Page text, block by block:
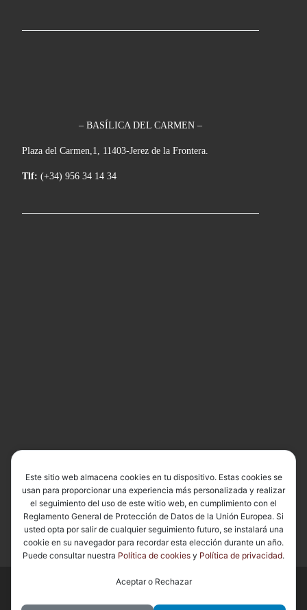
– BASÍLICA DEL CARMEN –
Plaza del Carmen,1, 11403-Jerez de la Frontera.
Tlf: (+34) 956 34 14 34
Basílica de Nuestra Señora del Carmen Coronada
los derechos reservados
Este sitio web almacena cookies en tu dispositivo. Estas cookies se
usan para proporcionar una experiencia más personalizada y realizar
el seguimiento del uso de este witio web, en cumplimiento con el
Reglamento General de Protección de Datos de la Unión Europea. Si
usted opta por salir de cualquier seguimiento futuro, se instalará una
cookie en su navegador para recordar esta elección durante un año.
Puede consultar nuestra Política de cookies y Política de privacidad.
Aceptar o Rechazar